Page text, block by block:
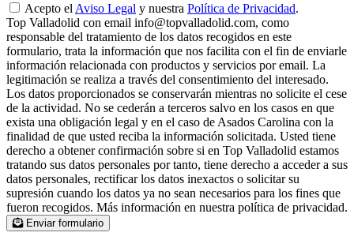
Acepto el Aviso Legal y nuestra Política de Privacidad.
Top Valladolid con email info@topvalladolid.com, como
responsable del tratamiento de los datos recogidos en este
formulario, trata la información que nos facilita con el fin de enviarle
información relacionada con productos y servicios por email. La
legitimación se realiza a través del consentimiento del interesado.
Los datos proporcionados se conservarán mientras no solicite el cese
de la actividad. No se cederán a terceros salvo en los casos en que
exista una obligación legal y en el caso de Asados Carolina con la
finalidad de que usted reciba la información solicitada. Usted tiene
derecho a obtener confirmación sobre si en Top Valladolid estamos
tratando sus datos personales por tanto, tiene derecho a acceder a sus
datos personales, rectificar los datos inexactos o solicitar su
supresión cuando los datos ya no sean necesarios para los fines que
fueron recogidos. Más información en nuestra política de privacidad.
Enviar formulario